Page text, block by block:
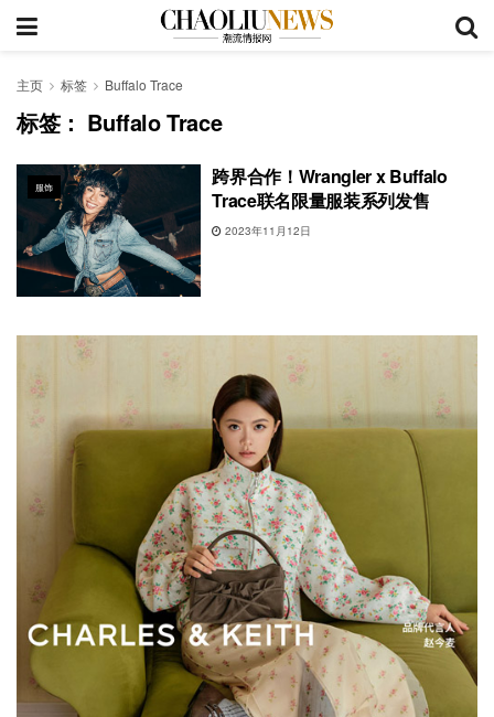
主页 标签 Buffalo Trace
标签： Buffalo Trace
服饰
跨界合作！Wrangler x Buffalo
Trace联名限量服装系列发售
2023年11月12日